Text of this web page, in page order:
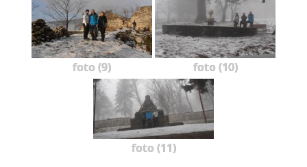
foto (9) foto (10)
foto (11)